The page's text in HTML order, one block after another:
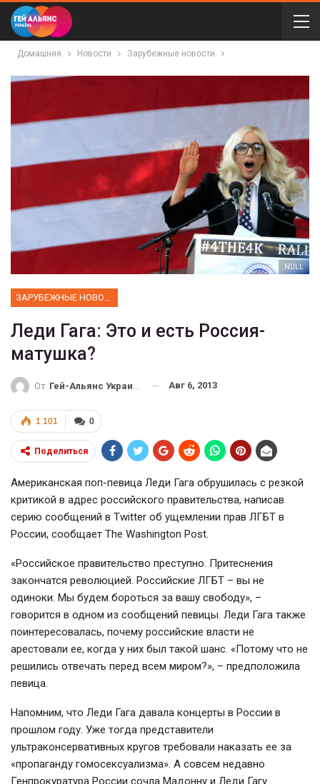
Домашняя Новости Зарубежные новости
NULL
ЗАРУБЕЖНЫЕ НОВОСТИ
Леди Гага: Это и есть Россия-
матушка?
От Гей-Альянс Украина Авг 6, 2013
0
1 101
Поделиться
Американская поп-певица Леди Гага обрушилась с резкой
критикой в адрес российского правительства, написав
серию сообщений в Twitter об ущемлении прав ЛГБТ в
России, сообщает The Washington Post.
«Российское правительство преступно. Притеснения
закончатся революцией. Российские ЛГБТ – вы не
одиноки. Мы будем бороться за вашу свободу», –
говорится в одном из сообщений певицы. Леди Гага также
поинтересовалась, почему российские власти не
арестовали ее, когда у них был такой шанс. «Потому что не
решились отвечать перед всем миром?», – предположила
певица.
Напомним, что Леди Гага давала концерты в России в
прошлом году. Уже тогда представители
ультраконсервативных кругов требовали наказать ее за
«пропаганду гомосексуализма». А совсем недавно
Генпрокуратура России сочла Мадонну и Леди Гагу